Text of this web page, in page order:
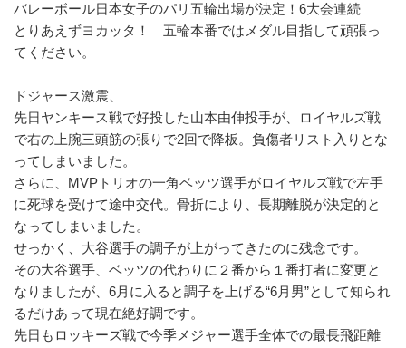
バレーボール日本女子のパリ五輪出場が決定！6大会連続
とりあえずヨカッタ！ 五輪本番ではメダル目指して頑張っ
てください。
ドジャース激震、
先日ヤンキース戦で好投した山本由伸投手が、ロイヤルズ戦
で右の上腕三頭筋の張りで2回で降板。負傷者リスト入りとな
ってしまいました。
さらに、MVPトリオの一角ベッツ選手がロイヤルズ戦で左手
に死球を受けて途中交代。骨折により、長期離脱が決定的と
なってしまいました。
せっかく、大谷選手の調子が上がってきたのに残念です。
その大谷選手、ベッツの代わりに２番から１番打者に変更と
なりましたが、6月に入ると調子を上げる“6月男”として知られ
るだけあって現在絶好調です。
先日もロッキーズ戦で今季メジャー選手全体での最長飛距離